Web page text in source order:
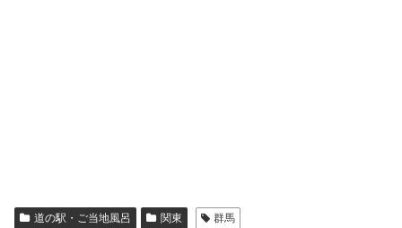
道の駅・ご当地風呂 関東 群馬